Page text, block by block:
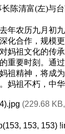
陈清富(左)与
年农历九月初
化合作，规模
妈祖文化的传
重要时刻。通
祖精神，将成
妈祖不朽，中华
(229.68
153, 153)